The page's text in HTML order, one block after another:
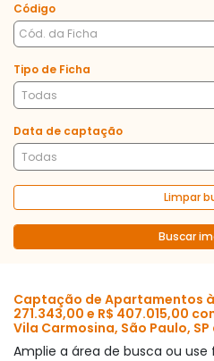
Código
Tipo de Ficha
Data de captação
Limpar
Buscar
Captação de Apartamentos
271.343,00 e R$ 407.015,00
Vila Carmosina, São Paulo,
Amplie a área de busca ou